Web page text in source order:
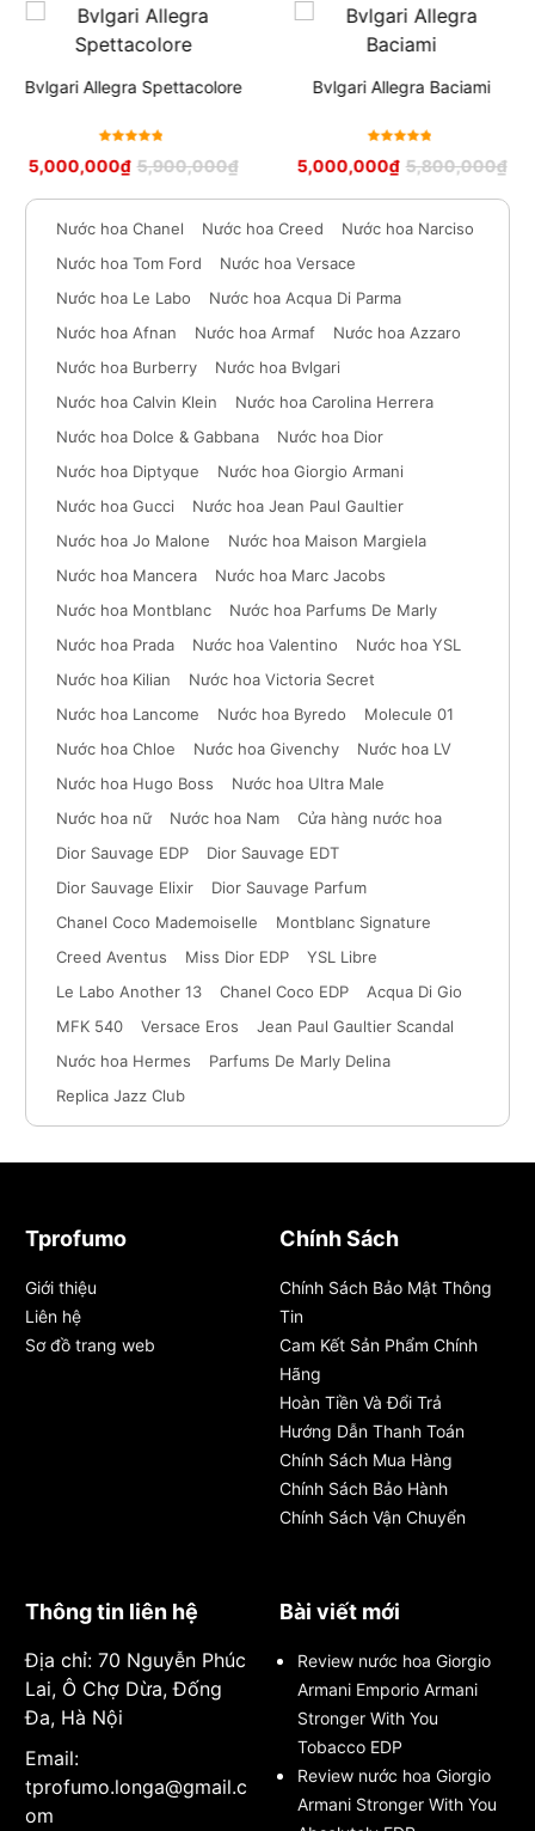
Bvlgari Allegra Spettacolore
hạng5
5,900,000₫
5,000,000₫
Bvlgari Allegra Baciami
hạng5
5,800,000₫
5,000,000₫
Nước hoa Chanel Nước hoa Creed
Nước hoa Narciso
Nước hoa Tom Ford
Nước hoa Versace
Nước hoa Le Labo
Nước hoa Acqua Di Parma
Nước hoa Afnan
Nước hoa Armaf
Nước hoa Azzaro
Nước hoa Burberry
Nước hoa Bvlgari
Nước hoa Calvin Klein
Nước hoa Carolina Herrera
Nước hoa Dolce & Gabbana
Nước hoa Dior
Nước hoa Diptyque
Nước hoa Giorgio Armani
Nước hoa Gucci
Nước hoa Jean Paul Gaultier
Nước hoa Jo Malone
Nước hoa Maison Margiela
Nước hoa Mancera
Nước hoa Marc Jacobs
Nước hoa Montblanc
Nước hoa Parfums De Marly
Nước hoa Prada
Nước hoa Valentino
Nước hoa YSL
Nước hoa Kilian
Nước hoa Victoria Secret
Nước hoa Lancome
Nước hoa Byredo
Molecule 01
Nước hoa Chloe
Nước hoa Givenchy
Nước hoa LV
Nước hoa Hugo Boss
Nước hoa Ultra Male
Nước hoa nữ
Nước hoa Nam
Cửa hàng nước hoa
Dior Sauvage EDP
Dior Sauvage EDT
Dior Sauvage Elixir
Dior Sauvage Parfum
Chanel Coco Mademoiselle
Montblanc Signature
Creed Aventus
Miss Dior EDP
YSL Libre
Le Labo Another 13
Chanel Coco EDP
Acqua Di Gio
MFK 540
Versace Eros
Jean Paul Gaultier Scandal
Nước hoa Hermes
Parfums De Marly Delina
Replica Jazz Club
Tprofumo
Giới thiệu
Liên hệ
Sơ đồ trang web
Chính Sách
Chính Sách Bảo Mật Thông
Tin
Cam Kết Sản Phẩm Chính
Hãng
Hoàn Tiền Và Đổi Trả
Hướng Dẫn Thanh Toán
Chính Sách Mua Hàng
Chính Sách Bảo Hành
Chính Sách Vận Chuyển
Thông tin liên hệ
Địa chỉ: 70 Nguyễn Phúc
Lai, Ô Chợ Dừa, Đống
Đa, Hà Nội
Email:
tprofumo.longa@gmail.c
om
Bài viết mới
Review nước hoa Giorgio
Armani Emporio Armani
Stronger With You
Tobacco EDP
Review nước hoa Giorgio
Armani Stronger With You